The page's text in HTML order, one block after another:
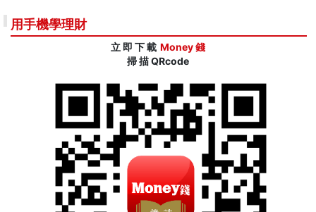
用手機學理財
立 即 下 載 Money 錢
掃 描 QRcode